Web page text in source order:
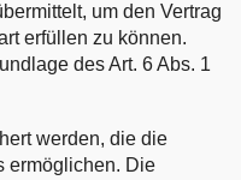
um den Vertrag
erfüllen zu können.
des Art. 6 Abs. 1
werden, die die
ermöglichen. Die